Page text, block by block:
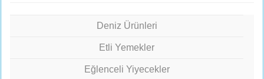
Deniz Ürünleri
Etli Yemekler
Eğlenceli Yiyecekler